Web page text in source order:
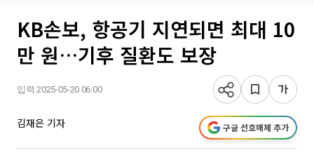
KB손보, 항공기 지연되면 최대 10
만 원…기후 질환도 보장
입력 2025-05-20 06:00
김재은 기자 구글 선호매체 추가